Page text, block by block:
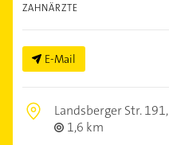
ZAHNÄRZTE
E-Mail
Landsberger Str. 191,
1,6 km